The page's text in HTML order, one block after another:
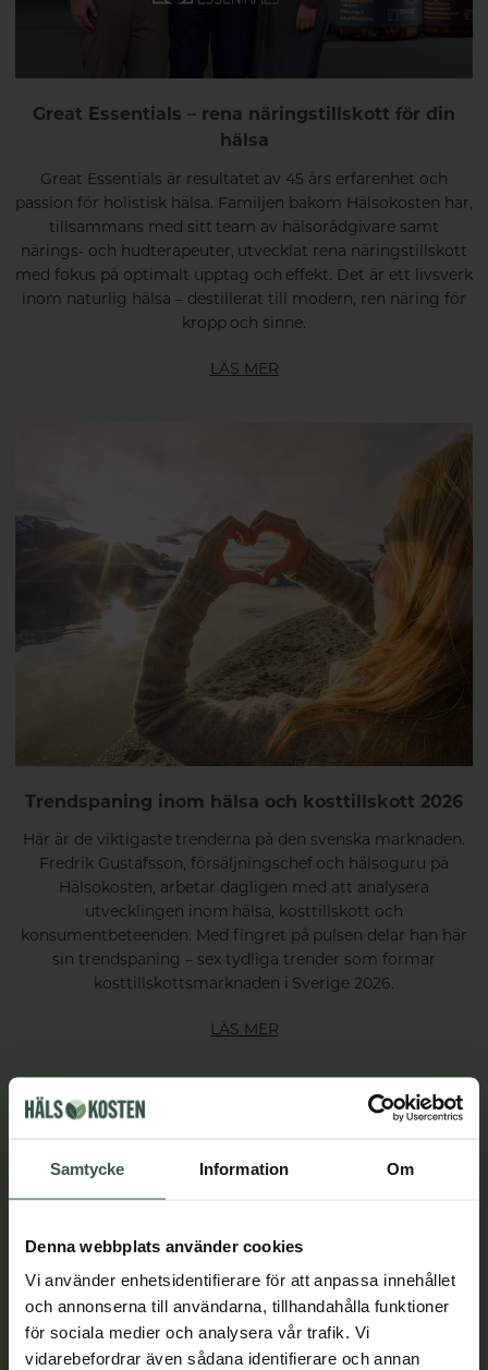
Samtycke Information Om
Denna webbplats använder cookies
Vi använder enhetsidentifierare för att anpassa innehållet
och annonserna till användarna, tillhandahålla funktioner
för sociala medier och analysera vår trafik. Vi
vidarebefordrar även sådana identifierare och annan
Great Essentials – rena näringstillskott för din
hälsa
Great Essentials är resultatet av 45 års erfarenhet och
passion för holistisk hälsa. Familjen bakom Hälsokosten har,
tillsammans med sitt team av hälsorådgivare samt
närings- och hudterapeuter, utvecklat rena näringstillskott
med fokus på optimalt upptag och effekt. Det är ett livsverk
inom naturlig hälsa – destillerat till modern, ren näring för
kropp och sinne.
LÄS MER
Trendspaning inom hälsa och kosttillskott 2026
Här är de viktigaste trenderna på den svenska marknaden.
Fredrik Gustafsson, försäljningschef och hälsoguru på
Hälsokosten, arbetar dagligen med att analysera
utvecklingen inom hälsa, kosttillskott och
konsumentbeteenden. Med fingret på pulsen delar han här
sin trendspaning – sex tydliga trender som formar
kosttillskottsmarknaden i Sverige 2026.
LÄS MER